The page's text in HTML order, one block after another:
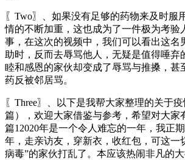
〖Two〗、如果没有足够的药物来及时服
情的不断加重，这也成为了一件极为考验
事，在这次的视频中，我们可以看出这名
助时，反而去辱骂他人，无疑是值得唾弃
睦和感恩的家伙却变成了辱骂与推搡，甚
药反被邻居骂。
〖Three〗、以下是我帮大家整理的关于
篇），欢迎大家借鉴与参考，希望对大家
篇12020年是一个令人难忘的一年，我正
年，走亲访友，穿新衣，收红包，可这一
病毒”的家伙打乱了。本应该热闹非凡的